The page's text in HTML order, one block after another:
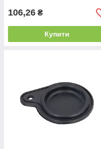
106,26 ₴
Купити